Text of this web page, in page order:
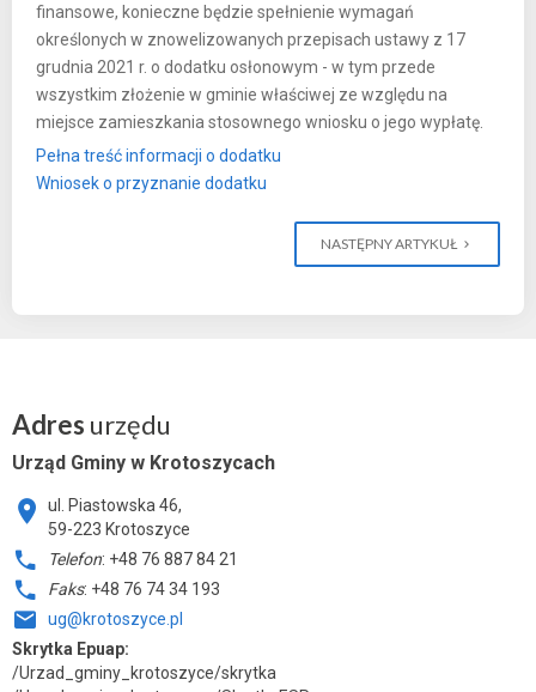
finansowe, konieczne będzie spełnienie wymagań
określonych w znowelizowanych przepisach ustawy z 17
grudnia 2021 r. o dodatku osłonowym - w tym przede
wszystkim złożenie w gminie właściwej ze względu na
miejsce zamieszkania stosownego wniosku o jego wypłatę.
Pełna treść informacji o dodatku
Wniosek o przyznanie dodatku
NASTĘPNY ARTYKUŁ
Adres urzędu
Urząd Gminy w Krotoszycach
ul. Piastowska 46,
59-223 Krotoszyce
Telefon: +48 76 887 84 21
Faks: +48 76 74 34 193
ug@krotoszyce.pl
Skrytka Epuap:
/Urzad_gminy_krotoszyce/skrytka